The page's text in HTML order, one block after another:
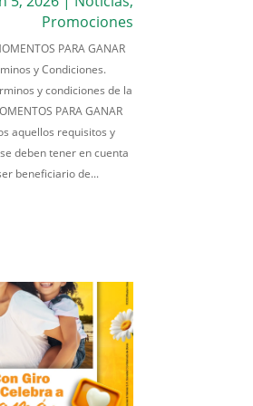
Promociones
PARA GANAR
y Condiciones.
y condiciones de la
PARA GANAR
aquellos requisitos y
deben tener en cuenta
beneficiario de...